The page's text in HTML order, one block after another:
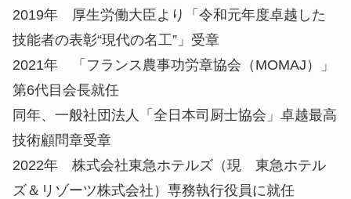
2019年 厚生労働大臣より「令和元年度卓越した
技能者の表彰“現代の名工”」受章
2021年 「フランス農事功労章協会（MOMAJ）」
第6代目会長就任
同年、一般社団法人「全日本司厨士協会」卓越最高
技術顧問章受章
2022年 株式会社東急ホテルズ（現 東急ホテル
ズ＆リゾーツ株式会社）専務執行役員に就任